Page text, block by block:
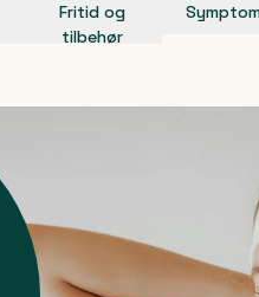
Fritid og
tilbehør